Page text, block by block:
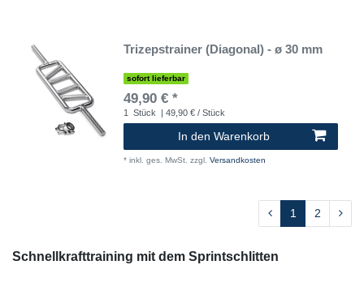
Trizepstrainer (Diagonal) - ø 30 mm
sofort lieferbar
49,90 € *
1 Stück | 49,90 € / Stück
In den Warenkorb
* inkl. ges. MwSt. zzgl. Versandkosten
1 2
Schnellkrafttraining mit dem Sprintschlitten